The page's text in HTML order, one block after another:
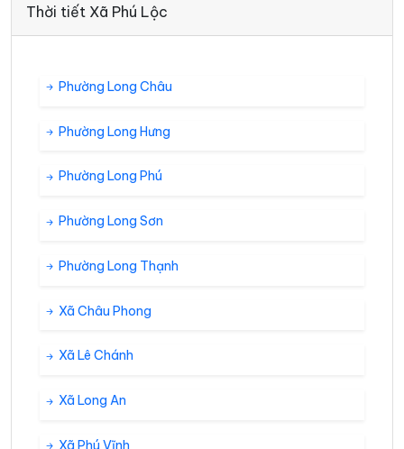
Thời tiết Xã Phú Lộc
Phường Long Châu
Phường Long Hưng
Phường Long Phú
Phường Long Sơn
Phường Long Thạnh
Xã Châu Phong
Xã Lê Chánh
Xã Long An
Xã Phú Vĩnh